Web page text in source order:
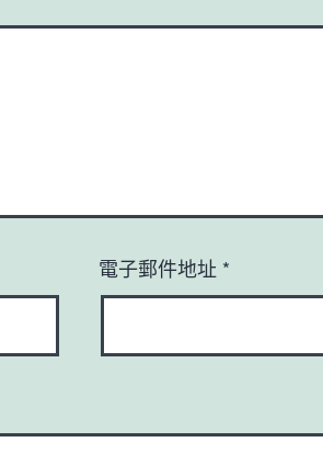
電子郵件地址 *